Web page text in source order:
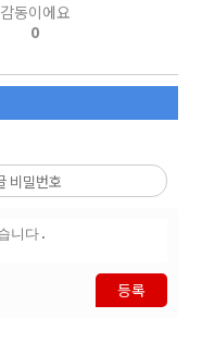
감동이에요
0
등록